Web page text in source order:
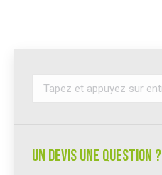
un devis une question ?